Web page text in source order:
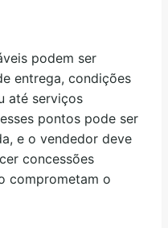
podem ser
entrega, condições
até serviços
pontos pode ser
e o vendedor deve
concessões
comprometam o